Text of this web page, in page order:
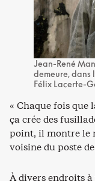
Jean-René
demeure, dans
Félix Lacerte-
« Chaque fois que
ça crée des
point, il montre le
voisine du poste
À divers endroits